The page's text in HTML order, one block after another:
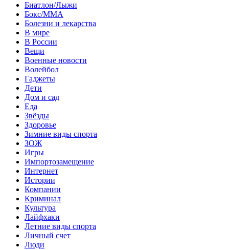
Биатлон/Лыжи
Бокс/MMA
Болезни и лекарства
В мире
В России
Вещи
Военные новости
Волейбол
Гаджеты
Дети
Дом и сад
Еда
Звёзды
Здоровье
Зимние виды спорта
ЗОЖ
Игры
Импортозамещение
Интернет
Истории
Компании
Криминал
Культура
Лайфхаки
Летние виды спорта
Личный счет
Люди